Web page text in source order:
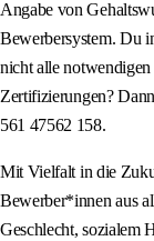
Angabe von
Bewerbersystem. Du
nicht alle
Zertifizierungen?
561 47562 158.
Mit Vielfalt in die
Bewerber*innen aus
Geschlecht, sozialem